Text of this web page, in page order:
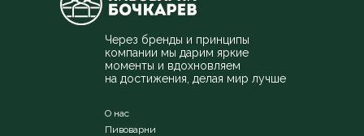
Через бренды и принципы
компании мы дарим яркие
моменты и вдохновляем
на достижения, делая мир лучше
Пивоварни
О нас